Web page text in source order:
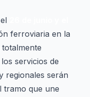
ferroviaria en la
servicios de
regionales serán
tramo que une